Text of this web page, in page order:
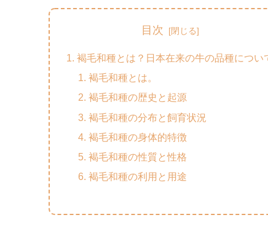
目次
褐毛和種とは？日本在来の牛の品種につい
褐毛和種とは。
褐毛和種の歴史と起源
褐毛和種の分布と飼育状況
褐毛和種の身体的特徴
褐毛和種の性質と性格
褐毛和種の利用と用途